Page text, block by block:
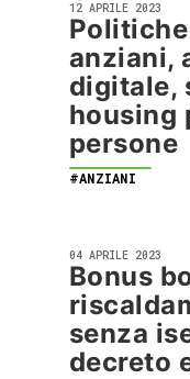
12 APRILE 2023
anziani,
digitale,
housing
persone
#ANZIANI
04 APRILE 2023
Bonus
senza
decreto